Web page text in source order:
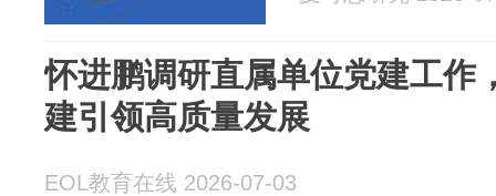
怀进鹏调研直属单位党建工作
建引领高质量发展
EOL教育在线 2026-07-03